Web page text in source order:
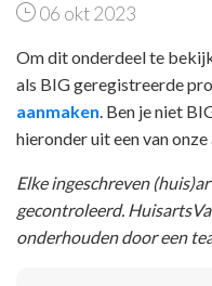
06 okt 2023
Om dit onderdeel te
als BIG geregistreerde
aanmaken . Ben je niet
hieronder uit een van
Elke ingeschreven
gecontroleerd.
onderhouden door een